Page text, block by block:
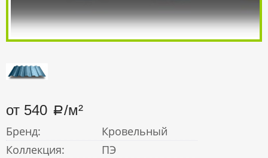
от 540 /м²
Бренд:
Кровельный
Коллекция:
ПЭ